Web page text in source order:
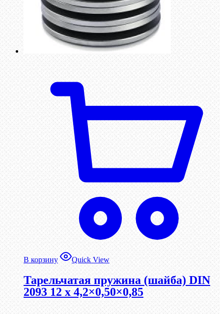
В корзину Quick View
Тарельчатая пружина (шайба) DIN
2093 12 x 4,2×0,50×0,85